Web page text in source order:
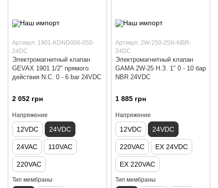
Артикул: 1901-KDND006-050-
24DC
Электромагнитный клапан
GEVAX 1901 1/2" прямого
действия N.C. 0 - 6 bar 24VDC
2 052 грн
Напряжение
12VDC 24VDC
24VAC 110VAC
220VAC
Тип мембраны
Артикул: 2W-250-25N-NBR-
24DC
Электромагнитный клапан
GAMA 2W-25 Н.З. 1" 0 - 10 бар
NBR 24VDC
1 885 грн
Напряжение
12VDC 24VDC
220VAC EX 24VDC
EX 220VAC
Тип мембраны